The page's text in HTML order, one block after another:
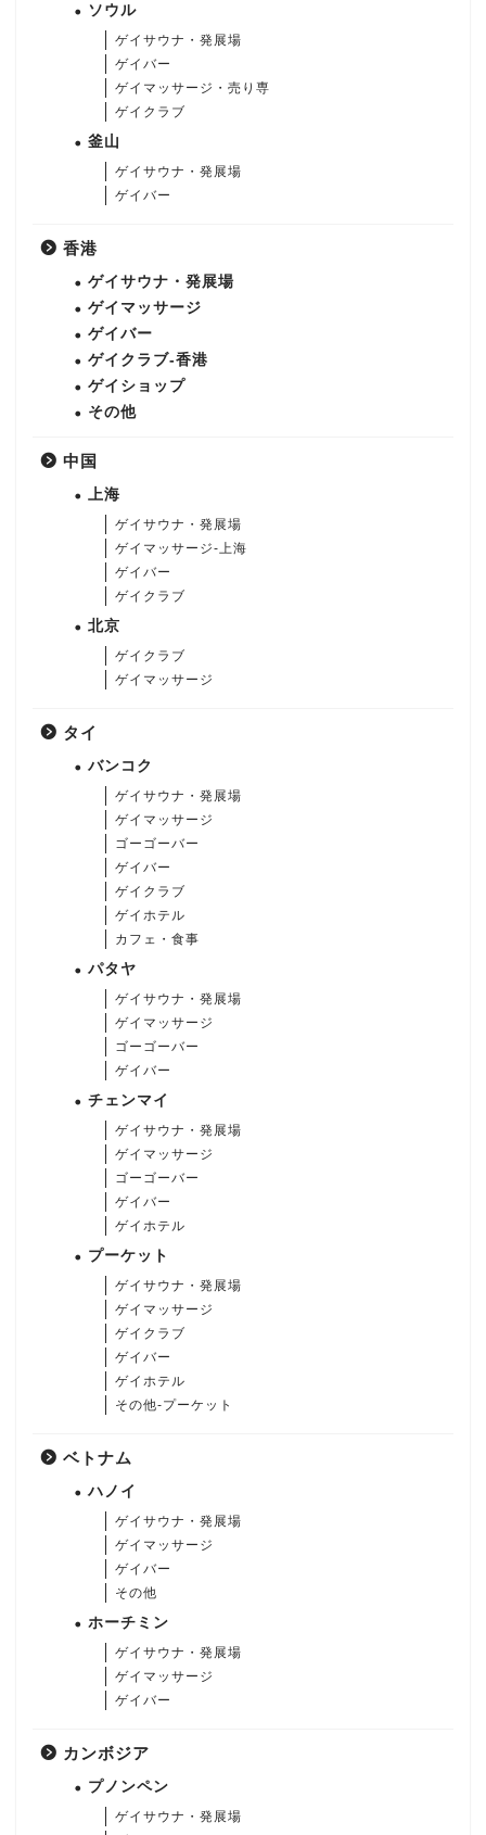
ソウル
ゲイサウナ・発展場
ゲイバー
ゲイマッサージ・売り専
ゲイクラブ
釜山
ゲイサウナ・発展場
ゲイバー
香港
ゲイサウナ・発展場
ゲイマッサージ
ゲイバー
ゲイクラブ-香港
ゲイショップ
その他
中国
上海
ゲイサウナ・発展場
ゲイマッサージ-上海
ゲイバー
ゲイクラブ
北京
ゲイクラブ
ゲイマッサージ
タイ
バンコク
ゲイサウナ・発展場
ゲイマッサージ
ゴーゴーバー
ゲイバー
ゲイクラブ
ゲイホテル
カフェ・食事
パタヤ
ゲイサウナ・発展場
ゲイマッサージ
ゴーゴーバー
ゲイバー
チェンマイ
ゲイサウナ・発展場
ゲイマッサージ
ゴーゴーバー
ゲイバー
ゲイホテル
プーケット
ゲイサウナ・発展場
ゲイマッサージ
ゲイクラブ
ゲイバー
ゲイホテル
その他-プーケット
ベトナム
ハノイ
ゲイサウナ・発展場
ゲイマッサージ
ゲイバー
その他
ホーチミン
ゲイサウナ・発展場
ゲイマッサージ
ゲイバー
カンボジア
プノンペン
ゲイサウナ・発展場